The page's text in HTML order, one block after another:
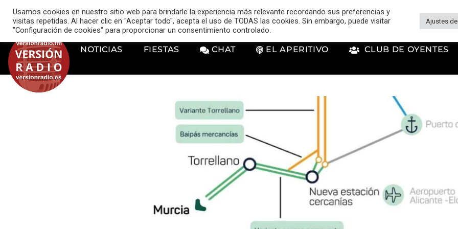
music_note VERSIÓN RADIO
NOTICIAS FIESTAS CHAT EL APERITIVO CLUB DE OYENTES
Usamos cookies en nuestro sitio web para brindarle la experiencia más relevante recordando sus preferencias y
visitas repetidas. Al hacer clic en "Aceptar todo", acepta el uso de TODAS las cookies. Sin embargo, puede visitar
"Configuración de cookies" para proporcionar un consentimiento controlado.
Ajustes